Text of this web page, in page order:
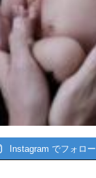
Instagram でフォロー